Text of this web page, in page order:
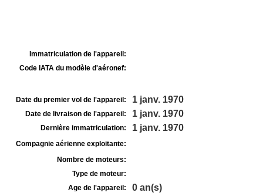
Immatriculation de l'appareil:
Code IATA du modèle d'aéronef:
Date du premier vol de l'appareil: 1 janv. 1970
Date de livraison de l'appareil: 1 janv. 1970
Dernière immatriculation: 1 janv. 1970
Compagnie aérienne exploitante:
Nombre de moteurs:
Type de moteur:
Age de l'appareil:
0 an(s)